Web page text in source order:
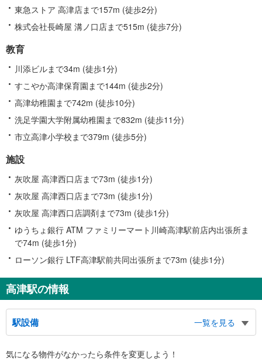
東急ストア 高津店まで157m (徒歩2分)
株式会社長崎屋 溝ノ口店まで515m (徒歩7分)
教育
川添ビルまで34m (徒歩1分)
すこやか高津保育園まで144m (徒歩2分)
高津幼稚園まで742m (徒歩10分)
洗足学園大学附属幼稚園まで832m (徒歩11分)
市立高津小学校まで379m (徒歩5分)
施設
灰吹屋 高津西口店まで73m (徒歩1分)
灰吹屋 高津西口店まで73m (徒歩1分)
灰吹屋 高津西口店調剤まで73m (徒歩1分)
ゆうちょ銀行 ATM ファミリーマート川崎高津駅前店内出張所ま
で74m (徒歩1分)
ローソン銀行 LTF高津駅前共同出張所まで73m (徒歩1分)
高津駅の情報
駅設備
一覧を見る
※段差なしでの移動経路
気になる物件がなかったら条件を変更しよう！